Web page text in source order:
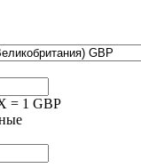
= 1 GBP